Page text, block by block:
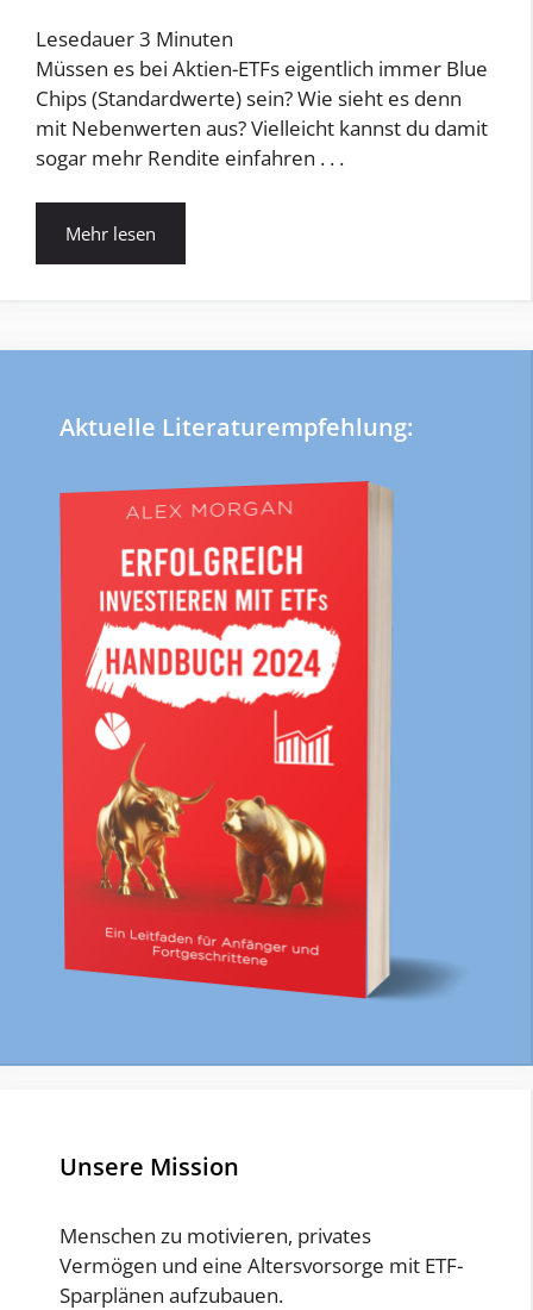
Lesedauer3 Minuten
Müssen es bei Aktien-ETFs eigentlich immer Blue
Chips (Standardwerte) sein? Wie sieht es denn
mit Nebenwerten aus? Vielleicht kannst du damit
sogar mehr Rendite einfahren . . .
Mehr lesen
Aktuelle Literaturempfehlung:
Unsere Mission
Menschen zu motivieren, privates
Vermögen und eine Altersvorsorge mit ETF-
Sparplänen aufzubauen.